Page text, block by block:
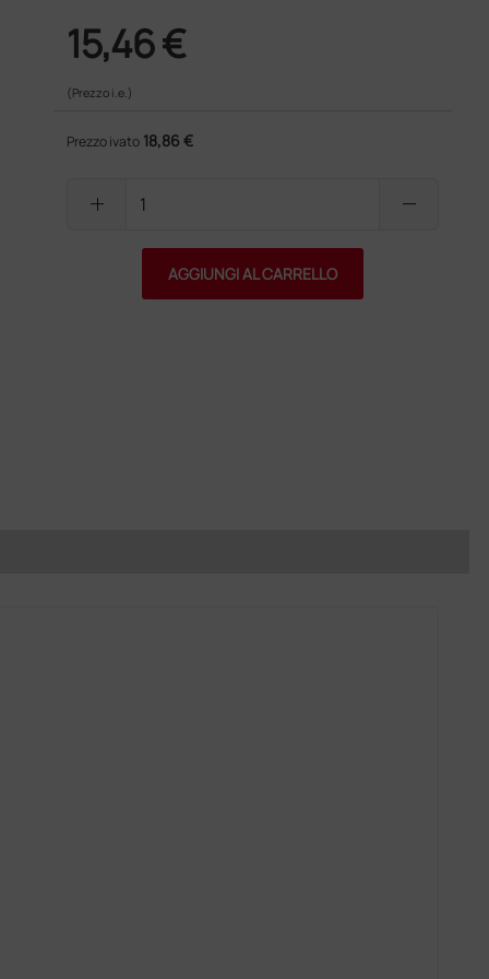
15,46 €
(Prezzo i.e.)
Prezzo ivato 18,86 €
add remove
AGGIUNGI AL CARRELLO